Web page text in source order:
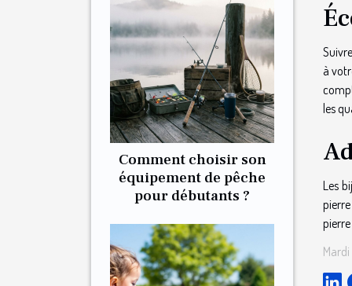
Comment choisir son
équipement de pêche
pour débutants ?
à
les
Les